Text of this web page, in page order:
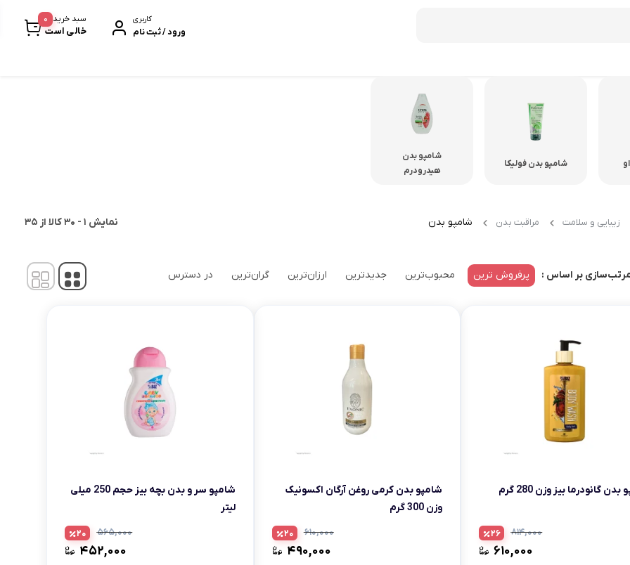
کاربری
ورود / ثبت نام
سبد خرید
خالی است
0
دمنوش دکتر بین
موسلی
شکلات صبحانه
شامپو بدن فولیکا
شامپو بدن
هیدرودرم
زیبایی و سلامت مراقبت بدن شامپو بدن نمایش 1
-
30کالا از 35
بر اساس : پرفروش ترین محبوب‌ترین جدیدترین ارزان‌ترین گران‌ترین در دسترس
گانودرما بیز وزن 280 گرم
۸۱۴,۰۰۰
۶۱۰,۰۰۰
26
شامپو بدن کرمی روغن آرگان اکسونیک
وزن 300 گرم
۶۱۰,۰۰۰
۴۹۰,۰۰۰
20
شامپو سر و بدن بچه بیز حجم 250 میلی
لیتر
۵۶۵,۰۰۰
۴۵۲,۰۰۰
20